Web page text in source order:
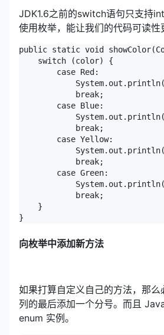
JDK1.6之前的switch语句只支持
使用枚举，能让我们的代码可读性
public static void
    switch (color) {
        case Red:
            break;
        case Blue:
            break;
        case Yellow:
            break;
        case Green:
            break;
    }
}
向枚举中添加新方法
如果打算自定义自己的方法，那
列的最后添加一个分号。而且
enum 实例。